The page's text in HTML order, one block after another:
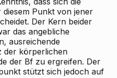
Punkt von jener
Der Kern beider
das angebliche
ausreichende
der körperlichen
der Bf zu ergreifen. Der
stützt sich jedoch auf